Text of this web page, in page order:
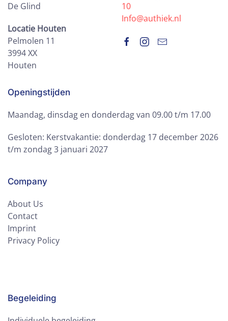
De Glind
Locatie Houten
Pelmolen 11
3994 XX
Houten
10
Info@authiek.nl
Openingstijden
Maandag, dinsdag en donderdag van 09.00 t/m 17.00
Gesloten: Kerstvakantie: donderdag 17 december 2026
t/m zondag 3 januari 2027
Company
About Us
Contact
Imprint
Privacy Policy
Begeleiding